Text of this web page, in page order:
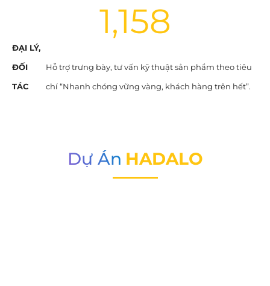
ĐẠI LÝ,
ĐỐI
TÁC
Hỗ trợ trưng bày, tư vấn kỹ thuật sản phẩm theo tiêu
chí “Nhanh chóng vững vàng, khách hàng trên hết”.
1,158
Dự Án HADALO